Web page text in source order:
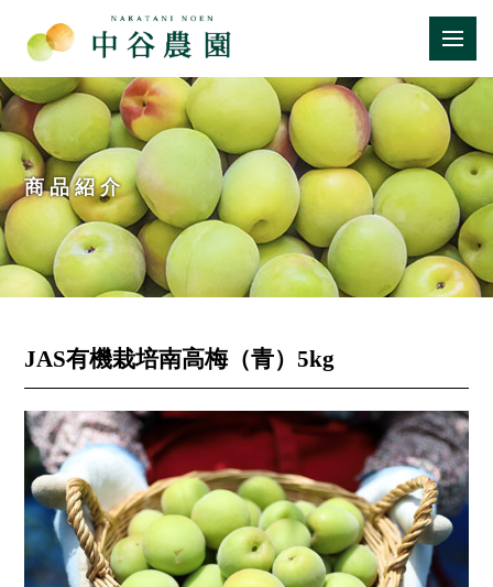
商品紹介
JAS有機栽培南高梅（青）5kg